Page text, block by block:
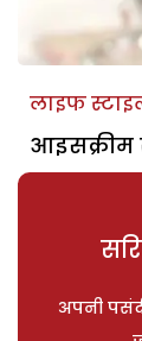
लाइफ
आइसक्रीम
अपनी